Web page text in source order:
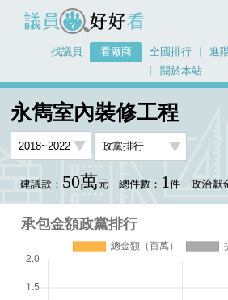
議員好好看
找議員 看廠商 全國排行 進
關於本站
首頁 看廠商
永雋室內裝修工程
建議款： 50萬元 總件數： 1件 政治獻
承包金額政黨排行